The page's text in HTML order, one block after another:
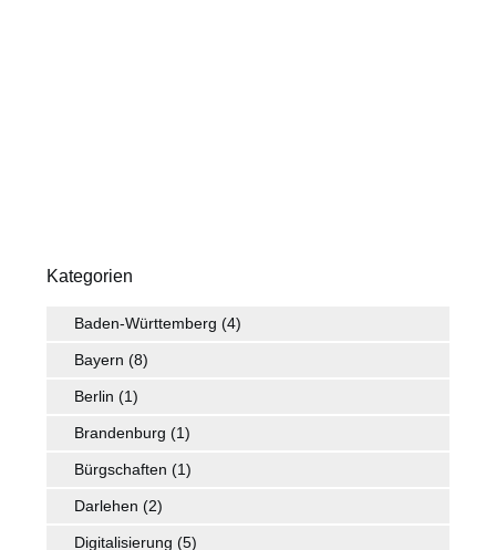
Kategorien
Baden-Württemberg (4)
Bayern (8)
Berlin (1)
Brandenburg (1)
Bürgschaften (1)
Darlehen (2)
Digitalisierung (5)